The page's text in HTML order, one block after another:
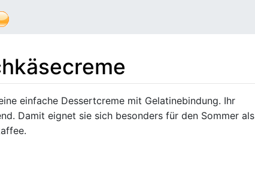
einfache Dessertcreme mit Gelatinebindung. Ihr
Damit eignet sie sich besonders für den Sommer als